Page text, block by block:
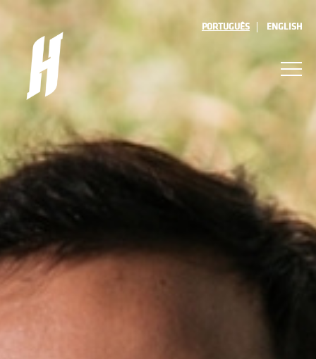
PORTUGUÊS ENGLISH